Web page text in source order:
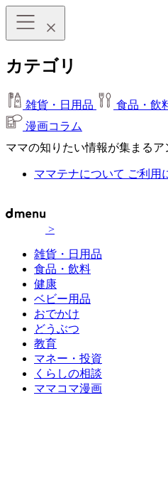
カテゴリ
雑貨・日用品 食品・飲
漫画コラム
ママの知りたい情報が集まるア
ママテナについて ご利用
>
雑貨・日用品
食品・飲料
健康
ベビー用品
おでかけ
どうぶつ
教育
マネー・投資
くらしの相談
ママコマ漫画